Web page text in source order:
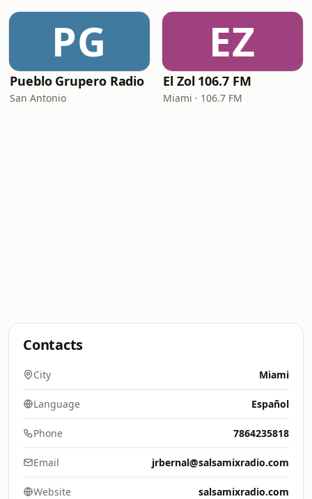
PG
Pueblo Grupero Radio
San Antonio
EZ
El Zol 106.7 FM
Miami · 106.7 FM
Contacts
City Miami
Language Español
Phone 7864235818
Email jrbernal@salsamixradio.com
Website salsamixradio.com